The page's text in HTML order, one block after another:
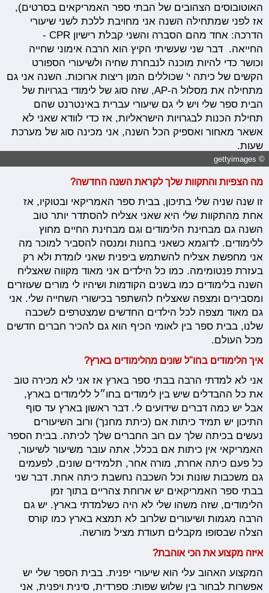
האוטובוסים הצהובים של הבתי ספר האמריקאים בסרטים),
אז לפני שמתחילה השנה אני מחויבת ללכת לשני שיעורי
הדרכה: אחד מהם הסברה והשני קבלת רישיון CPR -
החייאה. דבר שני שעשיתי הקיץ הוא הרבה אימוני שחייה
וכושר כדי להיות מוכנה לנבחרת שחיה ולשיעורי הספורט
הקשים של כיתה י' שכוללים המון ריצות ארוכות. השנה אני גם
מתחילה את מסלול ה-AP, שזה סוג של לימודי בגרויות של
הבית ספר שלי ויש לי גם שיעורי עברית באינטרנט שהם
תחילת הכנות לבגרויות הישראליות, אז כדי לוודא שאני לא
אשאר מאחור ואספיק הכל השנה, אני מכינה סוג של מערכת
שעות.
© gettyimages
מה הצפיות והתקוות שלך לקראת השנה החדשה?
זו שנה שניה שלי בתיכון, בבית ספר האמריקאי ובטוקיו, אז
אחת מהתקוות שלי היא שאני אצליח להסתדר יותר טוב
השנה גם מבחינת הלימודים וגם מבחינת החיים מחוץ
ללימודים. לדוגמא כשאני בחנות ומנסה להסביר למוכר מה
אני מחפשת אצליח להשתמש ביפנית שאני לומדת ולא רק
בעזרת פנטומימה. כמו כל הילדים אני מאוד מקווה שאצליח
השנה בלימודים כמו בשנים הקודמות ושיהיו לי מורים שעוזרים
ומסבירים ומצפה שאצליח להשתפר בכישורי השחייה שלי. אני
גם מאוד מצפה לכל הילדים החדשים שמצטרפים לשכבה
שלנו, בבית ספר בין לאומי הכיף הוא גם להכיר חברים חדשים
מכל העולם.
איך הלימודים בחו"ל שונים מהלימודים בארץ?
אני לא למדתי הרבה בבתי ספר בארץ אז אני לא מכירה טוב
את כל ההבדלים שיש בין לימודים בחו״ל ללימודים בארץ,
אבל יש כמה דברים שידועים לי. דבר ראשון בארץ עד סוף
התיכון יש תמיד כיתות אם (כיתת מחנך) ורוב השיעורים
נעשים בכיתה שלך עם רוב החברים שלך לכיתה. בבית הספר
האמריקאי אין כיתות אם בכלל, אתה עובר משיעור לשיעור,
כל פעם כיתה אחרת, מורה אחר, תלמידים שונים, לפעמים
גם משכבות שונות וכל השכבה נחשבת כיתה אחת. דבר שני
בבתי ספר האמריקאים יש ארוחת צהריים בתוך זמן
הלימודים, שזה משהו שלי לא היה כשלמדתי בארץ. יש גם
הרבה מגמות ושיעורים שלרוב לא תמצא בארץ כמו קורס
הצלה שבסופו מקבלים תעודת מציל מורשה.
איזה מקצוע את הכי אוהבת?
המקצוע האהוב עלי הוא שיעורי יפנית. בבית הספר שלי יש
אפשרות לבחור בין שלוש שפות: ספרדית, סינית ויפנית, אני